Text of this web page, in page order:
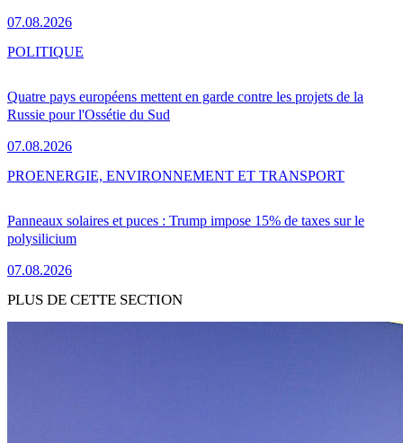
07.08.2026
Quatre pays européens mettent en garde contre les projets de la
Russie pour l'Ossétie du Sud
07.08.2026
POLITIQUE
Panneaux solaires et puces : Trump impose 15% de taxes sur le
polysilicium
07.08.2026
PROENERGIE, ENVIRONNEMENT ET TRANSPORT
PLUS DE CETTE SECTION